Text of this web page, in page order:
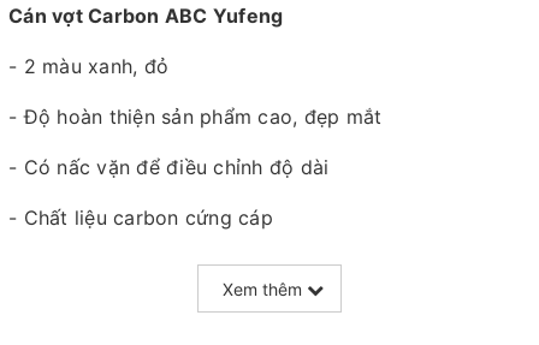
Cán vợt Carbon ABC Yufeng
- 2 màu xanh, đỏ
- Độ hoàn thiện sản phẩm cao, đẹp mắt
- Có nấc vặn để điều chỉnh độ dài
- Chất liệu carbon cứng cáp
Xem thêm